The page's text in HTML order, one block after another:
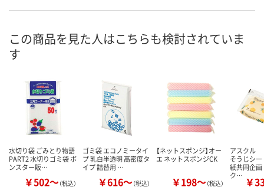
お申込番
在庫 あり あり あり
数量
カゴへ カゴへ カ
この商品を見た人はこちらも検討されていま
す
水切り袋 ごみとり物語
PART2 水切りゴミ袋 ボ
ンスター販…
￥502～（税込）
ゴミ袋 エコノミータイ
プ 乳白半透明 高密度タ
イプ 詰替用 …
￥616～（税込）
【ネットスポンジ】オー
エ ネットスポンジCK
￥198～（税込）
アスクル
そうじシ
紙共同企
ク… ￥